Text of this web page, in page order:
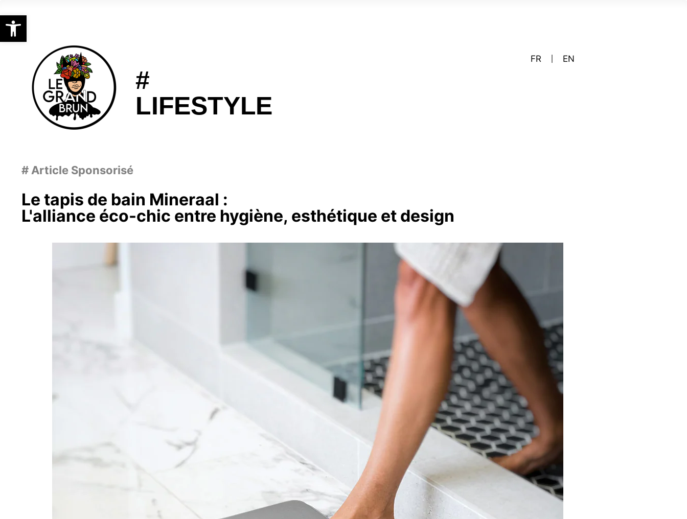
Ouvrir la barre d’outils
#
LIFESTYLE
FR EN
# Article Sponsorisé
Le tapis de bain Mineraal :
L'alliance éco-chic entre hygiène, esthétique et design